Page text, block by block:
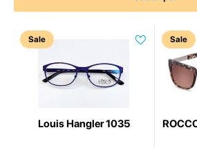
Sale
Louis Hangler 1035
Sale